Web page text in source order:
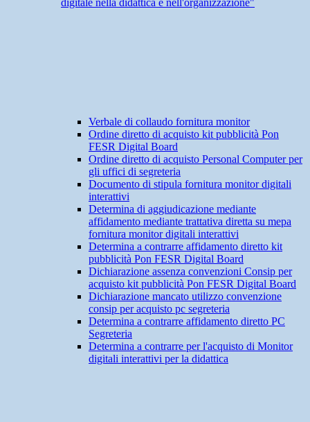
digitale nella didattica e nell'organizzazione"
Verbale di collaudo fornitura monitor
Ordine diretto di acquisto kit pubblicità Pon
FESR Digital Board
Ordine diretto di acquisto Personal Computer per
gli uffici di segreteria
Documento di stipula fornitura monitor digitali
interattivi
Determina di aggiudicazione mediante
affidamento mediante trattativa diretta su mepa
fornitura monitor digitali interattivi
Determina a contrarre affidamento diretto kit
pubblicità Pon FESR Digital Board
Dichiarazione assenza convenzioni Consip per
acquisto kit pubblicità Pon FESR Digital Board
Dichiarazione mancato utilizzo convenzione
consip per acquisto pc segreteria
Determina a contrarre affidamento diretto PC
Segreteria
Determina a contrarre per l'acquisto di Monitor
digitali interattivi per la didattica